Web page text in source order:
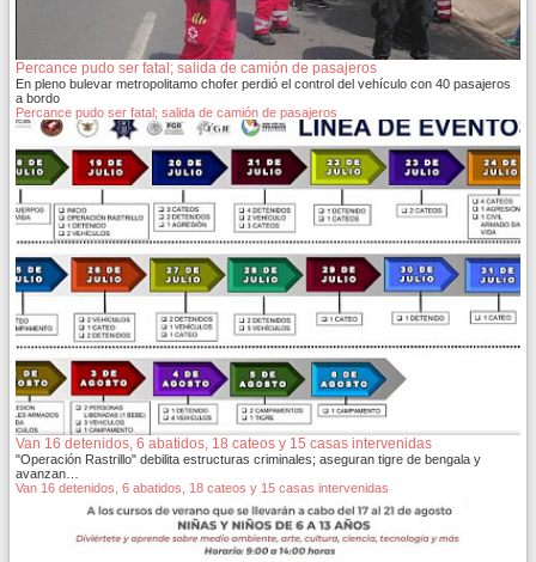
Percance pudo ser fatal; salida de camión de pasajeros
En pleno bulevar metropolitamo chofer perdió el control del vehículo con 40 pasajeros
a bordo
Percance pudo ser fatal; salida de camión de pasajeros
Van 16 detenidos, 6 abatidos, 18 cateos y 15 casas intervenidas
"Operación Rastrillo" debilita estructuras criminales; aseguran tigre de bengala y
avanzan…
Van 16 detenidos, 6 abatidos, 18 cateos y 15 casas intervenidas